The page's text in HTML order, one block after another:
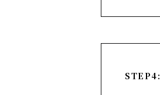
STEP4: